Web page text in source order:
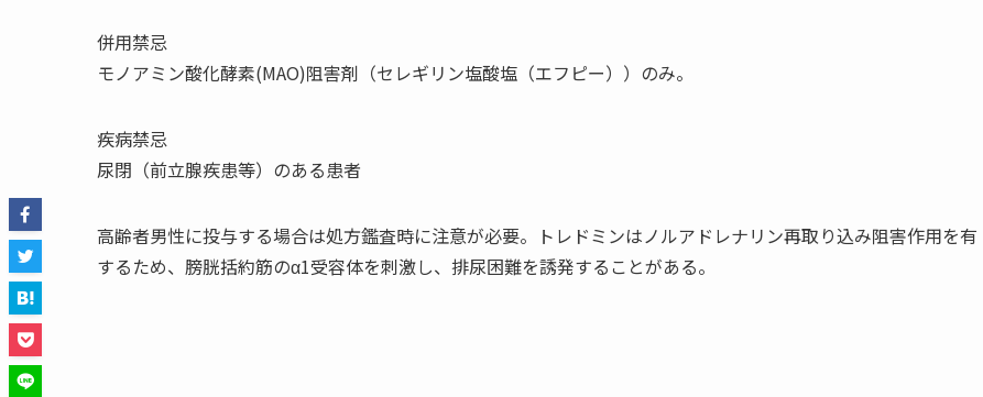
併用禁忌
モノアミン酸化酵素(MAO)阻害剤（セレギリン塩酸塩（エフピー））のみ。
疾病禁忌
尿閉（前立腺疾患等）のある患者
高齢者男性に投与する場合は処方鑑査時に注意が必要。トレドミンはノルアドレナリン再取り込み阻害作用を有
するため、膀胱括約筋のα1受容体を刺激し、排尿困難を誘発することがある。